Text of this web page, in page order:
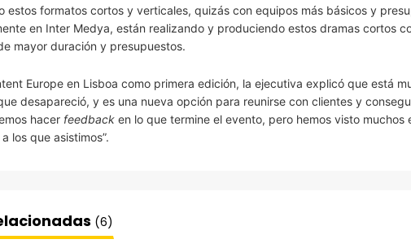
estos formatos cortos y verticales, quizás con equipos más básicos y
en Inter Medya, están realizando y produciendo estos dramas cortos
mayor duración y presupuestos.
Europe en Lisboa como primera edición, la ejecutiva explicó que está
desapareció, y es una nueva opción para reunirse con clientes y
hacer feedback en lo que termine el evento, pero hemos visto muchos
los que asistimos”.
(6)